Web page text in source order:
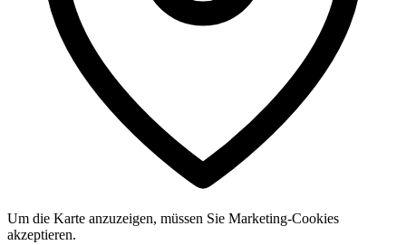
Um die Karte anzuzeigen, müssen Sie Marketing-Cookies
akzeptieren.